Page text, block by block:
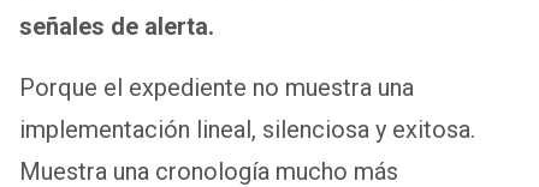
señales de alerta.
Porque el expediente no muestra una
implementación lineal, silenciosa y exitosa.
Muestra una cronología mucho más